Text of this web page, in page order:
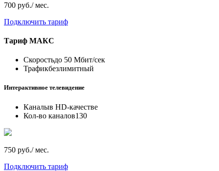
700 руб./ мес.
Подключить тариф
Тариф МАКС
Скоростьдо 50 Мбит/сек
Трафикбезлимитный
Интерактивное телевидение
Каналыв HD-качестве
Кол-во каналов130
750 руб./ мес.
Подключить тариф